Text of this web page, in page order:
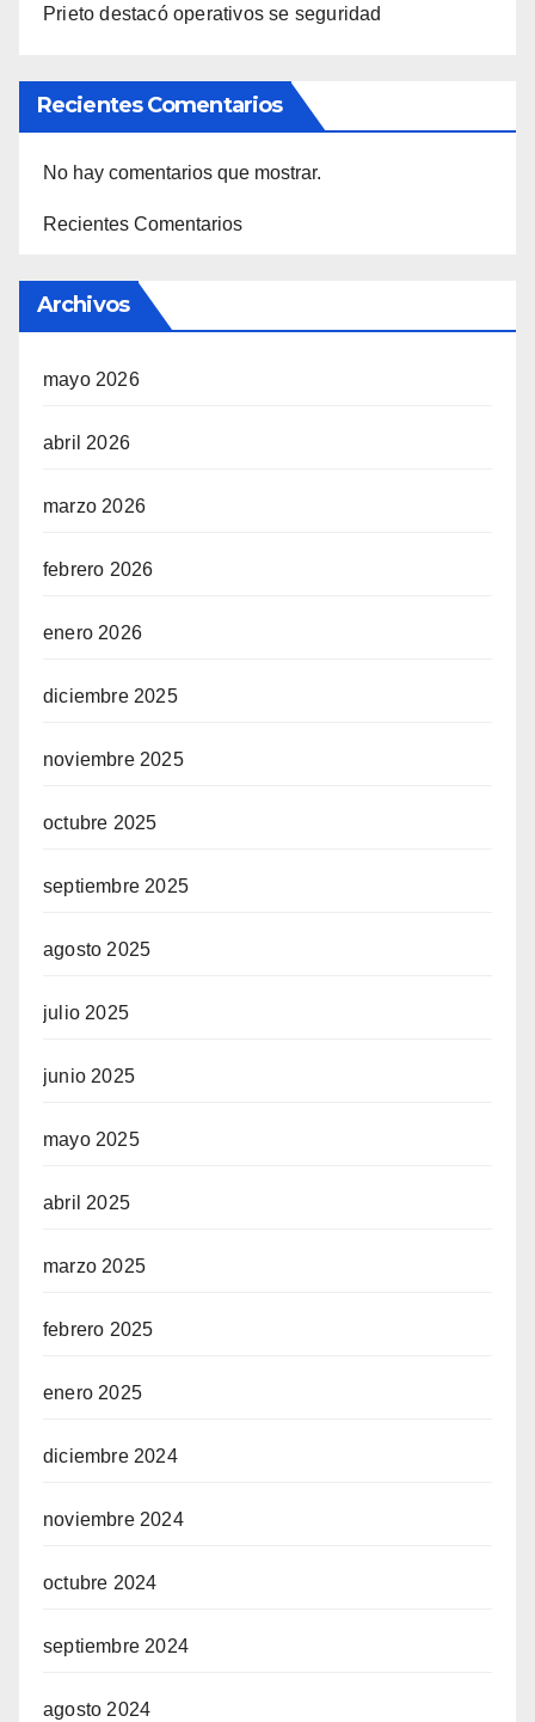
Prieto destacó operativos se seguridad
Recientes Comentarios
No hay comentarios que mostrar.
Recientes Comentarios
Archivos
mayo 2026
abril 2026
marzo 2026
febrero 2026
enero 2026
diciembre 2025
noviembre 2025
octubre 2025
septiembre 2025
agosto 2025
julio 2025
junio 2025
mayo 2025
abril 2025
marzo 2025
febrero 2025
enero 2025
diciembre 2024
noviembre 2024
octubre 2024
septiembre 2024
agosto 2024